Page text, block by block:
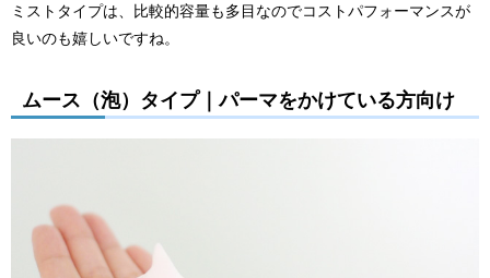
ミストタイプは、比較的容量も多目なのでコストパフォーマンスが
良いのも嬉しいですね。
ムース（泡）タイプ｜パーマをかけている方向け